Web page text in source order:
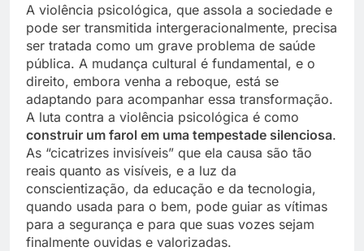
A violência psicológica, que assola a sociedade e
pode ser transmitida intergeracionalmente, precisa
ser tratada como um grave problema de saúde
pública. A mudança cultural é fundamental, e o
direito, embora venha a reboque, está se
adaptando para acompanhar essa transformação.
A luta contra a violência psicológica é como
construir um farol em uma tempestade silenciosa.
As “cicatrizes invisíveis” que ela causa são tão
reais quanto as visíveis, e a luz da
conscientização, da educação e da tecnologia,
quando usada para o bem, pode guiar as vítimas
para a segurança e para que suas vozes sejam
finalmente ouvidas e valorizadas.